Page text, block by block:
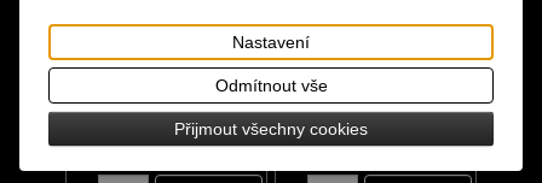
Klíčenka Hammer -
Thorovo kladivo
skladem
Cena:350 Kč
Zápisník - Ghost
Stories
Dodání dny:
Cena:380 Kč
Nastavení
Odmítnout vše
Přijmout všechny cookies